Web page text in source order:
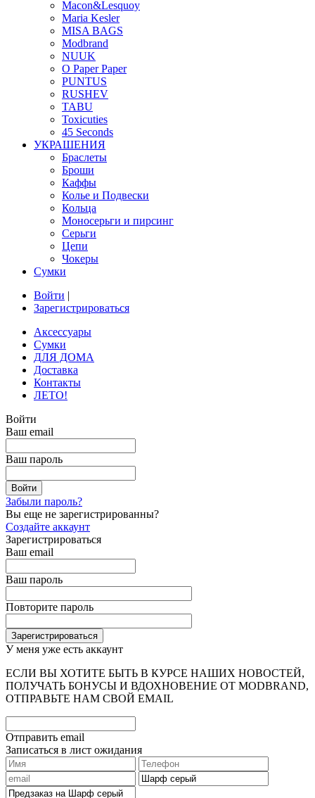
Macon&Lesquoy
Maria Kesler
MISA BAGS
Modbrand
NUUK
O Paper Paper
PUNTUS
RUSHEV
TABU
Toxicuties
45 Seconds
УКРАШЕНИЯ
Браслеты
Броши
Каффы
Колье и Подвески
Кольца
Моносерьги и пирсинг
Серьги
Цепи
Чокеры
Сумки
Войти |
Зарегистрироваться
Аксессуары
Сумки
ДЛЯ ДОМА
Доставка
Контакты
ЛЕТО!
Войти
Ваш email
Ваш пароль
Забыли пароль?
Вы еще не зарегистрированны?
Создайте аккаунт
Зарегистрироваться
Ваш email
Ваш пароль
Повторите пароль
У меня уже есть аккаунт
ЕСЛИ ВЫ ХОТИТЕ БЫТЬ В КУРСЕ НАШИХ НОВОСТЕЙ,
ПОЛУЧАТЬ БОНУСЫ И ВДОХНОВЕНИЕ ОТ MODBRAND,
ОТПРАВЬТЕ НАМ СВОЙ EMAIL
Отправить email
Записаться в лист ожидания